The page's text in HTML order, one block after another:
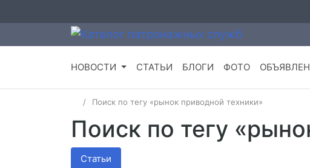
НОВОСТИ СТАТЬИ БЛОГИ ФОТО
Поиск по тегу «рынок приводной техники»
Поиск по тегу
Статьи